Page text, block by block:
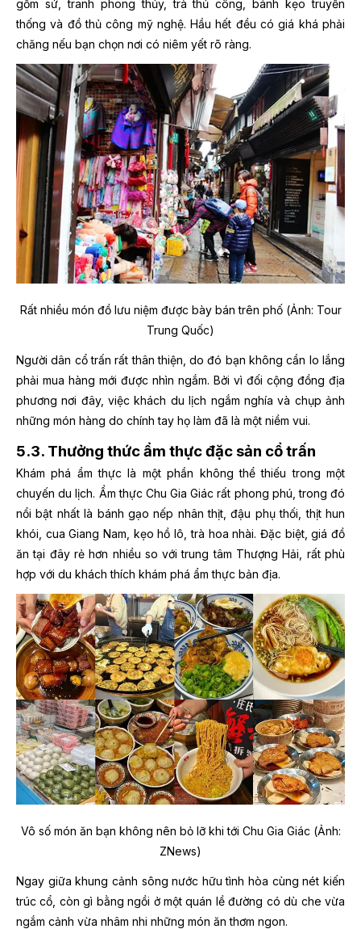
gốm sứ, tranh phong thủy, trà thủ công, bánh kẹo truyền
thống và đồ thủ công mỹ nghệ. Hầu hết đều có giá khá phải
chăng nếu bạn chọn nơi có niêm yết rõ ràng.
Rất nhiều món đồ lưu niệm được bày bán trên phố (Ảnh: Tour
Trung Quốc)
Người dân cổ trấn rất thân thiện, do đó bạn không cần lo lắng
phải mua hàng mới được nhìn ngắm. Bởi vì đối cộng đồng địa
phương nơi đây, việc khách du lịch ngắm nghía và chụp ảnh
những món hàng do chính tay họ làm đã là một niềm vui.
5.3. Thưởng thức ẩm thực đặc sản cổ trấn
Khám phá ẩm thực là một phần không thể thiếu trong một
chuyến du lịch. Ẩm thực Chu Gia Giác rất phong phú, trong đó
nổi bật nhất là bánh gạo nếp nhân thịt, đậu phụ thối, thịt hun
khói, cua Giang Nam, kẹo hồ lô, trà hoa nhài. Đặc biệt, giá đồ
ăn tại đây rẻ hơn nhiều so với trung tâm Thượng Hải, rất phù
hợp với du khách thích khám phá ẩm thực bản địa.
Vô số món ăn bạn không nên bỏ lỡ khi tới Chu Gia Giác (Ảnh:
ZNews)
Ngay giữa khung cảnh sông nước hữu tình hòa cùng nét kiến
trúc cổ, còn gì bằng ngồi ở một quán lề đường có dù che vừa
ngắm cảnh vừa nhâm nhi những món ăn thơm ngon.